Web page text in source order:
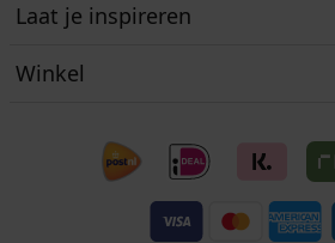
Laat je inspireren
Winkel